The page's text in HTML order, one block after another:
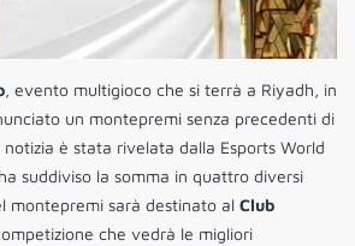
, evento multigioco che si terrà a Riyadh, in
un montepremi senza precedenti di
notizia è stata rivelata dalla Esports World
suddiviso la somma in quattro diversi
montepremi sarà destinato al Club
che vedrà le migliori